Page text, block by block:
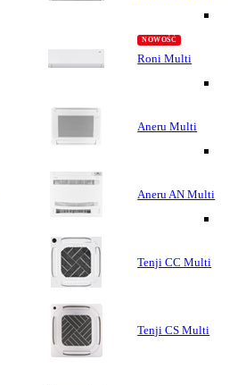
Roni Multi
Aneru Multi
Aneru AN Multi
Tenji CC Multi
Tenji CS Multi